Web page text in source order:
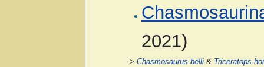
2021)
> Chasmosaurus belli& Triceratops